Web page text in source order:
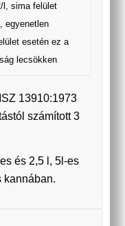
l, sima felület
egyenetlen
esetén ez a
lecsökken
13910:1973
számított 3
és 2,5 l, 5l-es
kannában.